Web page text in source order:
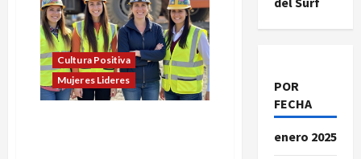
de
Maria
Fernanda
Monteforte
y
su
Consultoría
en
Minería
Cultura Positiva
Mujeres Lideres
POR
FECHA
enero 2025